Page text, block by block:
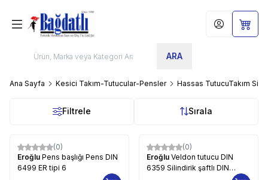
ARA
Hesabım
Ana Sayfa Kesici Takım-Tutucular-Pensler Hassas TutucuTakım
Filtrele Sırala
(0)
Eroğlu Pens başlığı Pens DIN
6499 ER tipi 6
(0)
Eroğlu Veldon tutucu DIN
6359 Silindirik şaftlı DIN